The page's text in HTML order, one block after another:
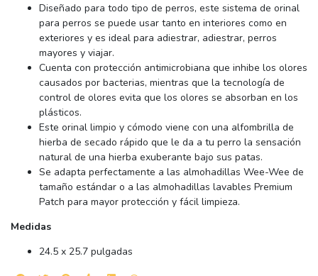
Diseñado para todo tipo de perros, este sistema de orinal
para perros se puede usar tanto en interiores como en
exteriores y es ideal para adiestrar, adiestrar, perros
mayores y viajar.
Cuenta con protección antimicrobiana que inhibe los olores
causados por bacterias, mientras que la tecnología de
control de olores evita que los olores se absorban en los
plásticos.
Este orinal limpio y cómodo viene con una alfombrilla de
hierba de secado rápido que le da a tu perro la sensación
natural de una hierba exuberante bajo sus patas.
Se adapta perfectamente a las almohadillas Wee-Wee de
tamaño estándar o a las almohadillas lavables Premium
Patch para mayor protección y fácil limpieza.
Medidas
24.5 x 25.7 pulgadas